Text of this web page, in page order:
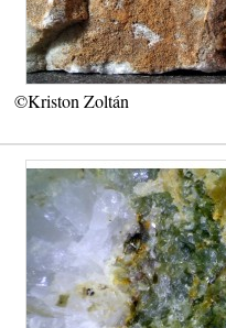
©Kriston Zoltán